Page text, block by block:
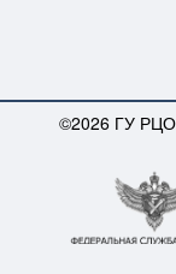
©2026 ГУ